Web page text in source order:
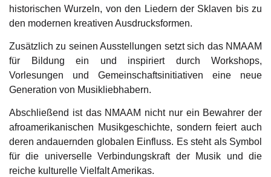
historischen Wurzeln, von den Liedern der Sklaven bis zu
den modernen kreativen Ausdrucksformen.
Zusätzlich zu seinen Ausstellungen setzt sich das NMAAM
für Bildung ein und inspiriert durch Workshops,
Vorlesungen und Gemeinschaftsinitiativen eine neue
Generation von Musikliebhabern.
Abschließend ist das NMAAM nicht nur ein Bewahrer der
afroamerikanischen Musikgeschichte, sondern feiert auch
deren andauernden globalen Einfluss. Es steht als Symbol
für die universelle Verbindungskraft der Musik und die
reiche kulturelle Vielfalt Amerikas.